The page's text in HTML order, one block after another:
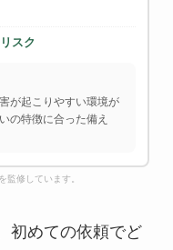
スク
が起こりやすい環境が
の特徴に合った備え
修しています。
初めての依頼でど